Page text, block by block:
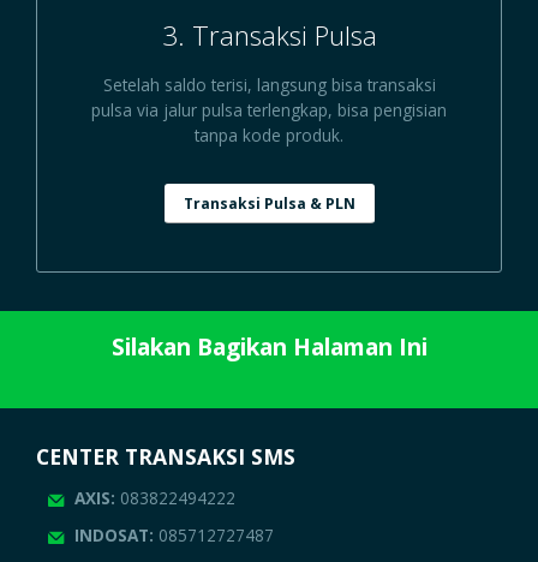
3. Transaksi Pulsa
Setelah saldo terisi, langsung bisa transaksi
pulsa via jalur pulsa terlengkap, bisa pengisian
tanpa kode produk.
Transaksi Pulsa & PLN
Silakan Bagikan Halaman Ini
CENTER TRANSAKSI SMS
AXIS: 083822494222
INDOSAT: 085712727487